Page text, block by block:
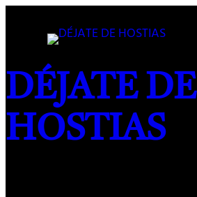
DÉJATE DE
HOSTIAS